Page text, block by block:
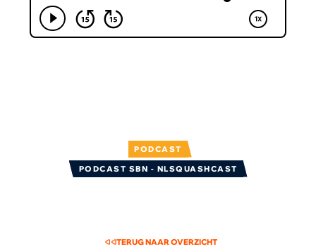
PODCAST
PODCAST SBN - NLSQUASHCAST
TERUG NAAR OVERZICHT